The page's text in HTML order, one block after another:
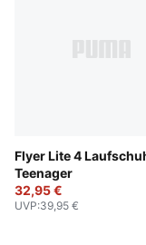
Flyer Lite 4
Teenager
32,95 €
UVP:39,95 €